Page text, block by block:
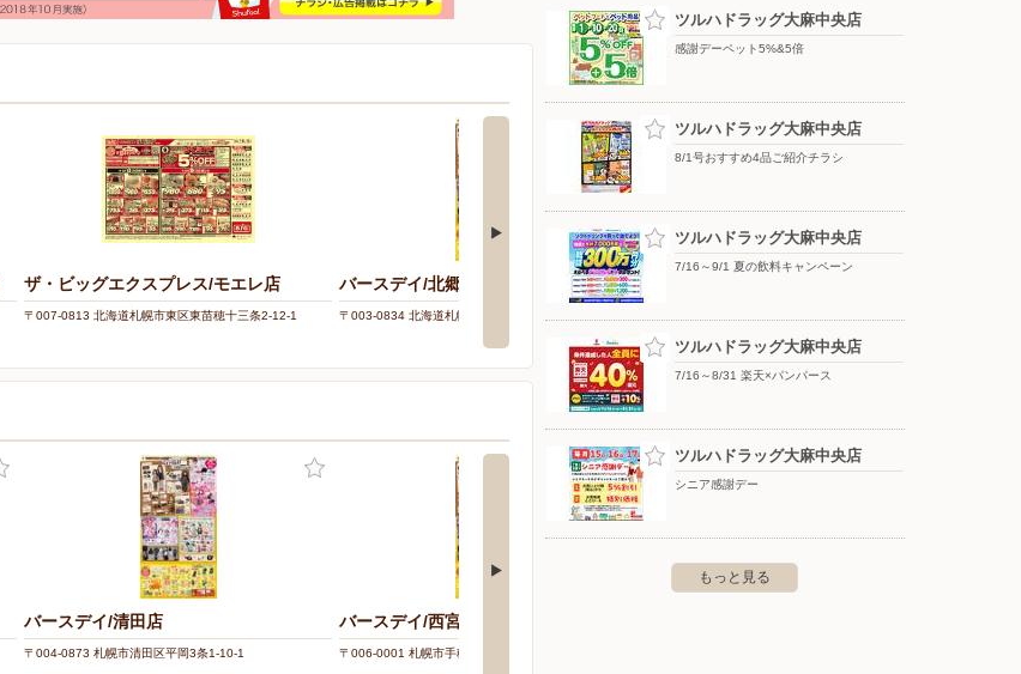
ザ・ビッグエクスプレス/モエレ店
〒007-0813 北海道札幌市東区東苗穂十三条2-12-1
バースデイ/北郷店
〒003-0834 北海道札幌市白石区北郷四条1-1-30
バースデイ/清田店
〒004-0873 札幌市清田区平岡3条1-10-1
バースデイ/西宮の沢店
〒006-0001 札幌市手稲区西宮の沢1条1-1-10
ツルハドラッグ大麻中央店
感謝デーペット5%&5倍
ツルハドラッグ大麻中央店
8/1号おすすめ4品ご紹介チラシ
ツルハドラッグ大麻中央店
7/16～9/1 夏の飲料キャンペーン
ツルハドラッグ大麻中央店
7/16～8/31 楽天×パンパース
ツルハドラッグ大麻中央店
シニア感謝デー
もっと見る